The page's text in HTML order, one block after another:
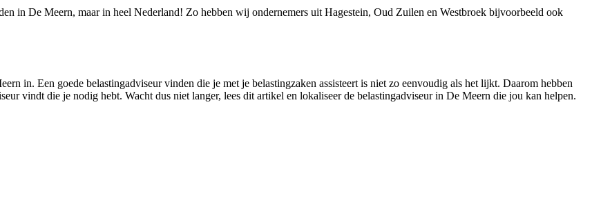
in De Meern, maar in heel Nederland! Zo hebben wij ondernemers uit Hagestein, Oud Zuilen en Westbroek bijvoorbeeld ook
in. Een goede belastingadviseur vinden die je met je belastingzaken assisteert is niet zo eenvoudig als het lijkt. Daarom hebben
vindt die je nodig hebt. Wacht dus niet langer, lees dit artikel en lokaliseer de belastingadviseur in De Meern die jou kan helpen.